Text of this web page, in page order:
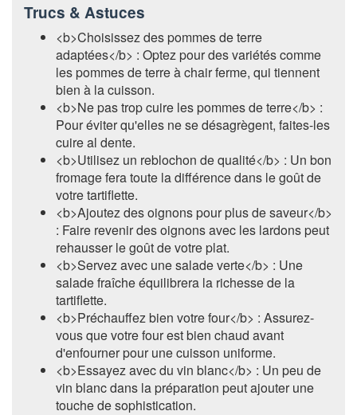
Trucs & Astuces
<b>Choisissez des pommes de terre
adaptées</b> : Optez pour des variétés comme
les pommes de terre à chair ferme, qui tiennent
bien à la cuisson.
<b>Ne pas trop cuire les pommes de terre</b> :
Pour éviter qu'elles ne se désagrègent, faites-les
cuire al dente.
<b>Utilisez un reblochon de qualité</b> : Un bon
fromage fera toute la différence dans le goût de
votre tartiflette.
<b>Ajoutez des oignons pour plus de saveur</b>
: Faire revenir des oignons avec les lardons peut
rehausser le goût de votre plat.
<b>Servez avec une salade verte</b> : Une
salade fraîche équilibrera la richesse de la
tartiflette.
<b>Préchauffez bien votre four</b> : Assurez-
vous que votre four est bien chaud avant
d'enfourner pour une cuisson uniforme.
<b>Essayez avec du vin blanc</b> : Un peu de
vin blanc dans la préparation peut ajouter une
touche de sophistication.